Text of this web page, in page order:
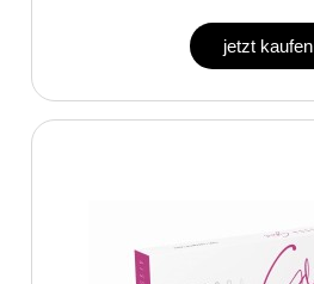
jetzt kaufen